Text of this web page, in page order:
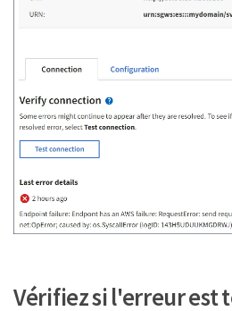
Vérifiez si l'erreur est